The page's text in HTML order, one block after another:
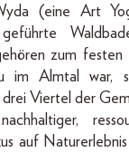
(eine Art
zum festen
im Almtal war,
Viertel der
auf